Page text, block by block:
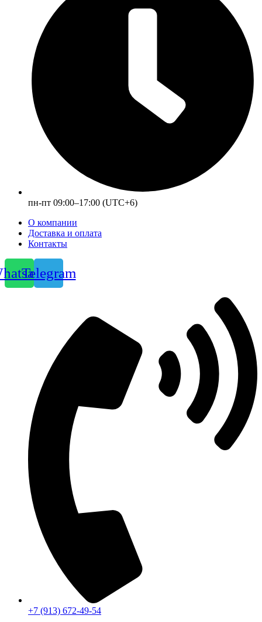
пн-пт 09:00–17:00 (UTC+6)
О компании
Доставка и оплата
Контакты
Telegram
+7 (913) 672-49-54